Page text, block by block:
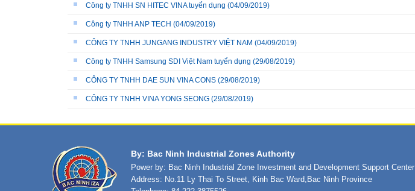
Công ty TNHH SN HITEC VINA tuyển dụng (04/09/2019)
Công ty TNHH ANP TECH (04/09/2019)
CÔNG TY TNHH JUNGANG INDUSTRY VIỆT NAM (04/09/2019)
Công ty TNHH Samsung SDI Việt Nam tuyển dụng (29/08/2019)
CÔNG TY TNHH DAE SUN VINA CONS (29/08/2019)
CÔNG TY TNHH VINA YONG SEONG (29/08/2019)
By: Bac Ninh Industrial Zones Authority
Power by: Bac Ninh Industrial Zone Investment and Development Support Center
Address: No.11 Ly Thai To Street, Kinh Bac Ward,Bac Ninh Province